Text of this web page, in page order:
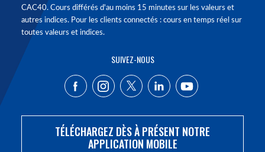
CAC40. Cours différés d'au moins 15 minutes sur les valeurs et
autres indices. Pour les clients connectés : cours en temps réel sur
toutes valeurs et indices.
SUIVEZ-NOUS
TÉLÉCHARGEZ DÈS À PRÉSENT NOTRE
APPLICATION MOBILE